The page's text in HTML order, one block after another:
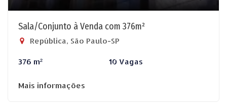
Sala/Conjunto à Venda com 376m²
República, São Paulo-SP
376 m² 10 Vagas
Mais informações